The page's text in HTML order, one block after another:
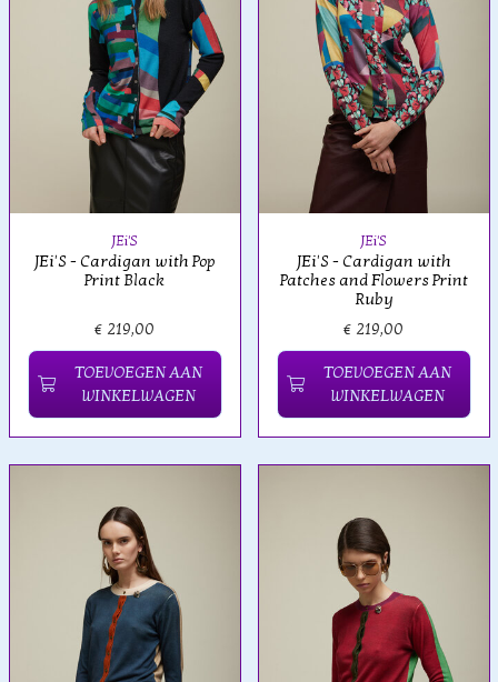
JEi'S
JEi'S - Cardigan with Pop
Print Black
€ 219,00
TOEVOEGEN AAN
WINKELWAGEN
JEi'S
JEi'S - Cardigan with
Patches and Flowers Print
Ruby
€ 219,00
TOEVOEGEN AAN
WINKELWAGEN